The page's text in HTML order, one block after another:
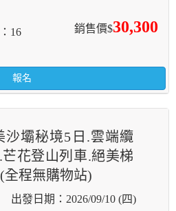
銷售價$30,300
16
報名
沙壩秘境5日.雲端纜
花登山列車.絕美梯
全程無購物站)
2026/09/10 (四)